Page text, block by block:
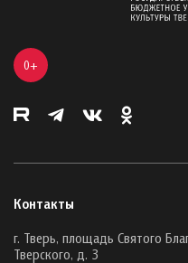
0+
Контакты
г. Тверь, площадь Святого
Тверского, д. 3